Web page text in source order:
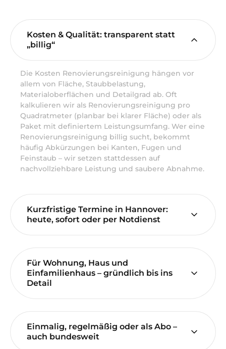
Kosten & Qualität: transparent statt
„billig“
Die Kosten Renovierungsreinigung hängen vor
allem von Fläche, Staubbelastung,
Materialoberflächen und Detailgrad ab. Oft
kalkulieren wir als Renovierungsreinigung pro
Quadratmeter (planbar bei klarer Fläche) oder als
Paket mit definiertem Leistungsumfang. Wer eine
Renovierungsreinigung billig sucht, bekommt
häufig Abkürzungen bei Kanten, Fugen und
Feinstaub – wir setzen stattdessen auf
nachvollziehbare Leistung und saubere Abnahme.
Kurzfristige Termine in Hannover:
heute, sofort oder per Notdienst
Für Wohnung, Haus und
Einfamilienhaus – gründlich bis ins
Detail
Einmalig, regelmäßig oder als Abo –
auch bundesweit